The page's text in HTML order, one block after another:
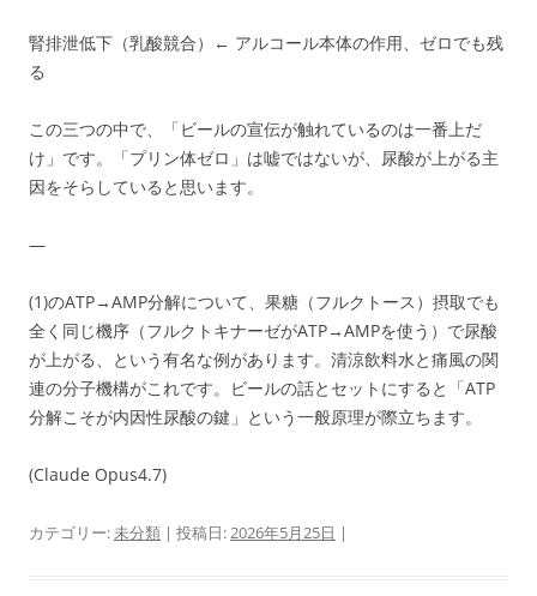
腎排泄低下（乳酸競合）← アルコール本体の作用、ゼロでも残
る
この三つの中で、「ビールの宣伝が触れているのは一番上だ
け」です。「プリン体ゼロ」は嘘ではないが、尿酸が上がる主
因をそらしていると思います。
—
(1)のATP→AMP分解について、果糖（フルクトース）摂取でも
全く同じ機序（フルクトキナーゼがATP→AMPを使う）で尿酸
が上がる、という有名な例があります。清涼飲料水と痛風の関
連の分子機構がこれです。ビールの話とセットにすると「ATP
分解こそが内因性尿酸の鍵」という一般原理が際立ちます。
(Claude Opus4.7)
カテゴリー:未分類 | 投稿日:2026年5月25日 |